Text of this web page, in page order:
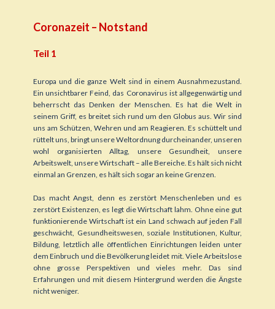
Coronazeit – Notstand
Teil 1
Europa und die ganze Welt sind in einem Ausnahmezustand.
Ein unsichtbarer Feind, das Coronavirus ist allgegenwärtig und
beherrscht das Denken der Menschen. Es hat die Welt in
seinem Griff, es breitet sich rund um den Globus aus. Wir sind
uns am Schützen, Wehren und am Reagieren. Es schüttelt und
rüttelt uns, bringt unsere Weltordnung durcheinander, unseren
wohl organisierten Alltag, unsere Gesundheit, unsere
Arbeitswelt, unsere Wirtschaft – alle Bereiche. Es hält sich nicht
einmal an Grenzen, es hält sich sogar an keine Grenzen.
Das macht Angst, denn es zerstört Menschenleben und es
zerstört Existenzen, es legt die Wirtschaft lahm. Ohne eine gut
funktionierende Wirtschaft ist ein Land schwach auf jeden Fall
geschwächt, Gesundheitswesen, soziale Institutionen, Kultur,
Bildung, letztlich alle öffentlichen Einrichtungen leiden unter
dem Einbruch und die Bevölkerung leidet mit. Viele Arbeitslose
ohne grosse Perspektiven und vieles mehr. Das sind
Erfahrungen und mit diesem Hintergrund werden die Ängste
nicht weniger.